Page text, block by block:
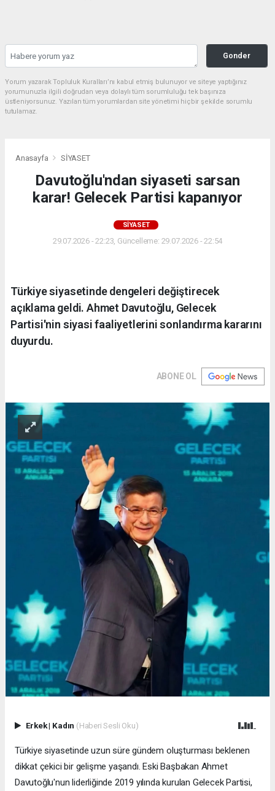
Gonder
Yorum yazarak Topluluk Kuralları’nı kabul etmiş bulunuyor ve siteye yaptığınız
yorumunuzla ilgili doğrudan veya dolaylı tüm sorumluluğu tek başınıza
üstleniyorsunuz. Yazılan tüm yorumlardan site yönetimi hiçbir şekilde sorumlu
tutulamaz.
Anasayfa SİYASET
Davutoğlu'ndan siyaseti sarsan
karar! Gelecek Partisi kapanıyor
SİYASET
29.07.2026 - 22:23, Güncelleme: 29.07.2026 - 22:54
Türkiye siyasetinde dengeleri değiştirecek
açıklama geldi. Ahmet Davutoğlu, Gelecek
Partisi'nin siyasi faaliyetlerini sonlandırma kararını
duyurdu.
ABONE OL
Erkek| Kadın (Haberi Sesli Oku)
Türkiye siyasetinde uzun süre gündem oluşturması beklenen
dikkat çekici bir gelişme yaşandı. Eski Başbakan Ahmet
Davutoğlu'nun liderliğinde 2019 yılında kurulan Gelecek Partisi,